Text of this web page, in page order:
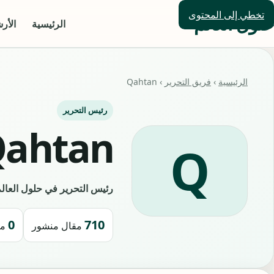
تخطي إلى المحتوى
حلول العالم الرئيسية
الرئيسية › فريق التحرير › Qahtan
Q
رئيس التحرير
رئيس التحرير في حلول
710 مقال منشور 0